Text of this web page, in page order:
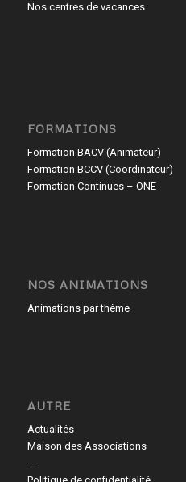
Nos centres de vacances
FORMATIONS
Formation BACV (Animateur)
Formation BCCV (Coordinateur)
Formation Continues – ONE
NOS ANIMATIONS
Animations par thème
AUTRE
Actualités
Maison des Associations
—